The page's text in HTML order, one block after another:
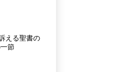
える聖書の
節